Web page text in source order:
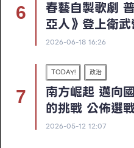
春藝自製歌劇
亞人》登上衛
2026-06-18 16:26
TODAY! 政治
南方崛起 邁向
的挑戰 公佈選
2026-05-12 12:07